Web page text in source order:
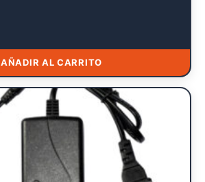
AÑADIR AL CARRITO